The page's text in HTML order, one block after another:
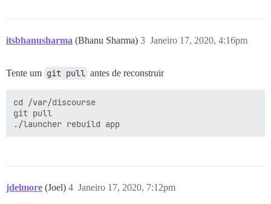
itsbhanusharma (Bhanu Sharma) Janeiro 17, 2020, 4:16pm
3
Tente um git pull antes de reconstruir
cd /var/discourse
git pull
jdelmore (Joel) Janeiro 17, 2020, 7:12pm
4